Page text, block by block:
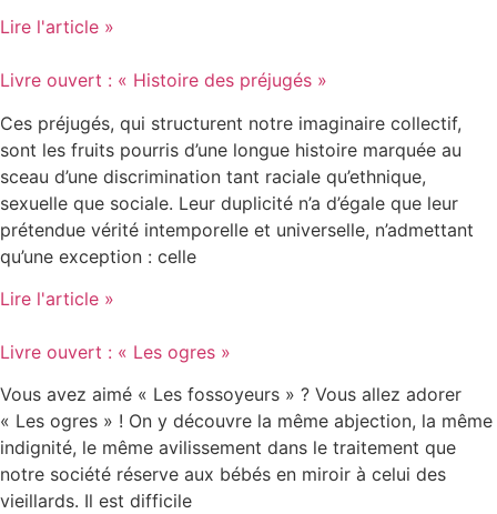
Lire l'article »
Livre ouvert : « Histoire des préjugés »
Ces préjugés, qui structurent notre imaginaire collectif,
sont les fruits pourris d’une longue histoire marquée au
sceau d’une discrimination tant raciale qu’ethnique,
sexuelle que sociale. Leur duplicité n’a d’égale que leur
prétendue vérité intemporelle et universelle, n’admettant
qu’une exception : celle
Lire l'article »
Livre ouvert : « Les ogres »
Vous avez aimé « Les fossoyeurs » ? Vous allez adorer
« Les ogres » ! On y découvre la même abjection, la même
indignité, le même avilissement dans le traitement que
notre société réserve aux bébés en miroir à celui des
vieillards. Il est difficile